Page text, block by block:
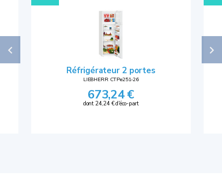
Réfrigérateur 2 portes
LIEBHERR CTPe251-26
673,24 €
dont 24,24 € d'éco-part